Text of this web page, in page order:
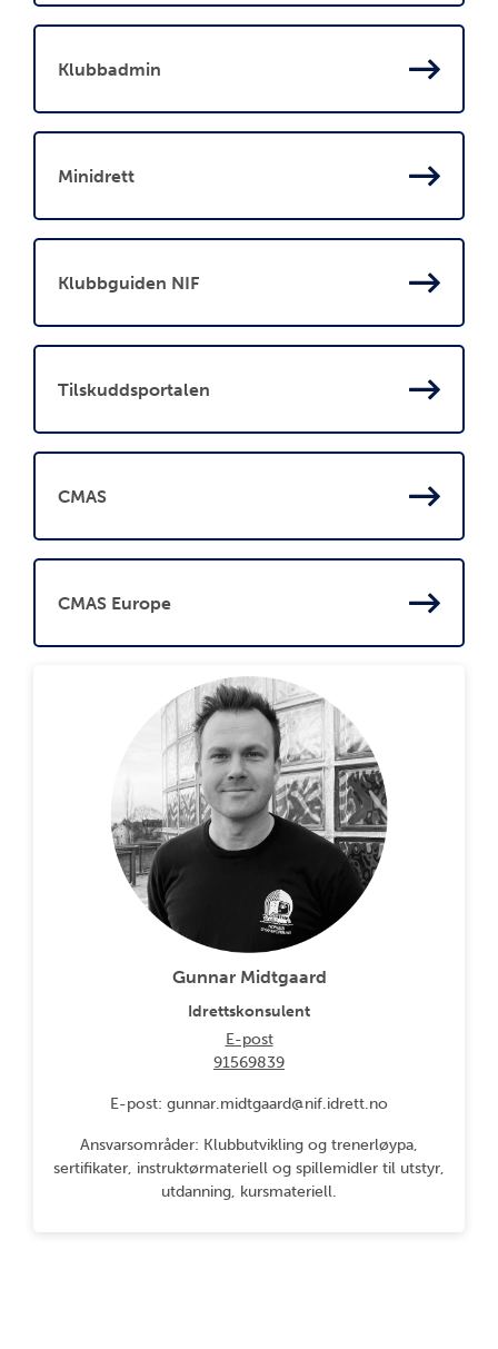
Klubbadmin
Minidrett
Klubbguiden NIF
Tilskuddsportalen
CMAS
CMAS Europe
Gunnar Midtgaard
Idrettskonsulent
E-post
91569839
E-post: gunnar.midtgaard@nif.idrett.no
Ansvarsområder: Klubbutvikling og trenerløypa,
sertifikater, instruktørmateriell og spillemidler til utstyr,
utdanning, kursmateriell.